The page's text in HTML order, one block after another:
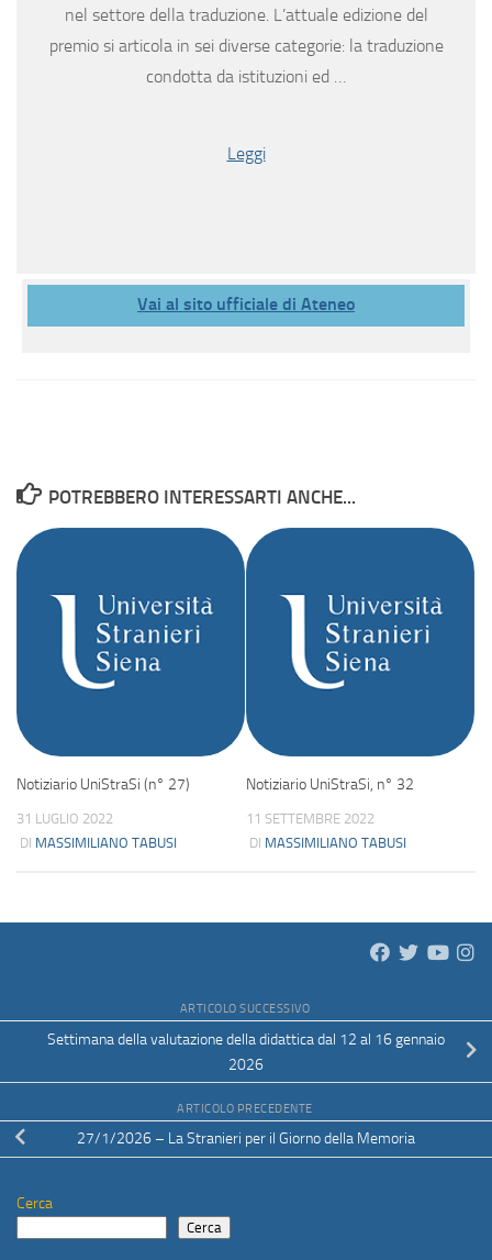
nel settore della traduzione. L’attuale edizione del
premio si articola in sei diverse categorie: la traduzione
condotta da istituzioni ed …
Leggi
Vai al sito ufficiale di Ateneo
POTREBBERO INTERESSARTI ANCHE...
Notiziario UniStraSi (n° 27)
31 LUGLIO 2022
DI MASSIMILIANO TABUSI
Notiziario UniStraSi, n° 32
11 SETTEMBRE 2022
DI MASSIMILIANO TABUSI
ARTICOLO SUCCESSIVO
Settimana della valutazione della didattica dal 12 al 16 gennaio
2026
ARTICOLO PRECEDENTE
27/1/2026 – La Stranieri per il Giorno della Memoria
Cerca
Cerca